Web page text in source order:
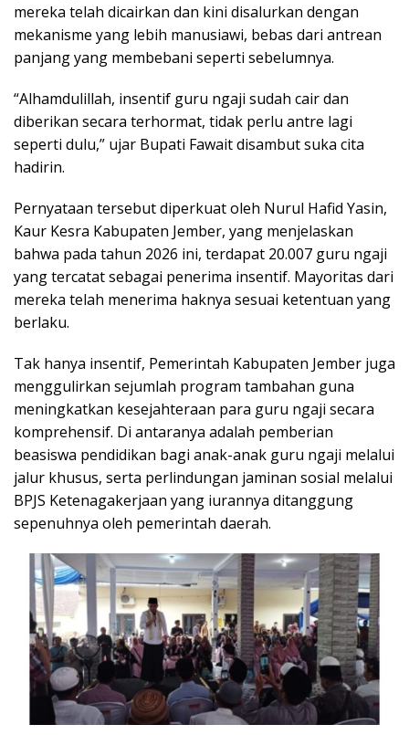
mereka telah dicairkan dan kini disalurkan dengan
mekanisme yang lebih manusiawi, bebas dari antrean
panjang yang membebani seperti sebelumnya.
“Alhamdulillah, insentif guru ngaji sudah cair dan
diberikan secara terhormat, tidak perlu antre lagi
seperti dulu,” ujar Bupati Fawait disambut suka cita
hadirin.
Pernyataan tersebut diperkuat oleh Nurul Hafid Yasin,
Kaur Kesra Kabupaten Jember, yang menjelaskan
bahwa pada tahun 2026 ini, terdapat 20.007 guru ngaji
yang tercatat sebagai penerima insentif. Mayoritas dari
mereka telah menerima haknya sesuai ketentuan yang
berlaku.
Tak hanya insentif, Pemerintah Kabupaten Jember juga
menggulirkan sejumlah program tambahan guna
meningkatkan kesejahteraan para guru ngaji secara
komprehensif. Di antaranya adalah pemberian
beasiswa pendidikan bagi anak-anak guru ngaji melalui
jalur khusus, serta perlindungan jaminan sosial melalui
BPJS Ketenagakerjaan yang iurannya ditanggung
sepenuhnya oleh pemerintah daerah.